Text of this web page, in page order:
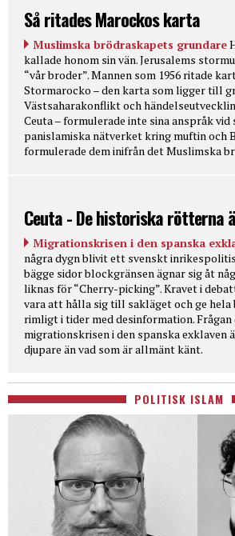
Så ritades Marockos karta
Muslimska brödraskapets grundare
kallade honom sin vän. Jerusalems
“vår broder”. Mannen som 1956 ritade
Stormarocko – den karta som ligger till
Västsaharakonflikt och
Ceuta – formulerade inte sina anspråk vid
panislamiska nätverket kring muftin och
formulerade dem inifrån det Muslimska
Ceuta - De historiska rötterna
Migrationskrisen i den spanska
några dygn blivit ett svenskt
bägge sidor blockgränsen ägnar sig åt
liknas för “Cherry-picking”. Kravet i
vara att hålla sig till sakläget och ge hela
rimligt i tider med desinformation. Frågan
migrationskrisen i den spanska exklaven
djupare än vad som är allmänt känt.
POLITISK ISLAM